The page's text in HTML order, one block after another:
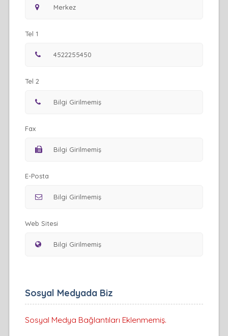
Tel 1
Tel 2
Fax
E-Posta
Web Sitesi
Sosyal Medyada Biz
Sosyal Medya Bağlantıları Eklenmemiş.